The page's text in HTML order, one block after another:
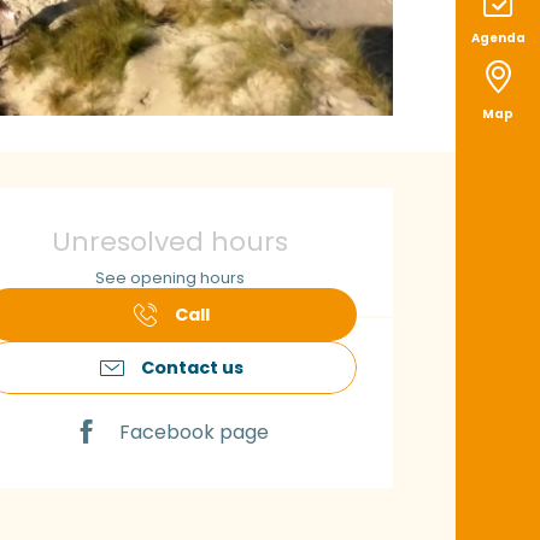
Agenda
Map
hours &
Unresolved hours
See opening hours
Call
Contact us
Facebook page